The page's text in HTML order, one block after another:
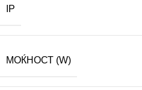
IP
МОЌНОСТ (W)